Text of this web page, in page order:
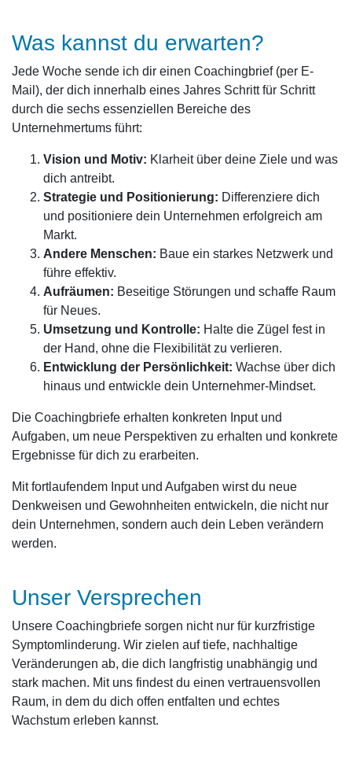
Was kannst du erwarten?
Jede Woche sende ich dir einen Coachingbrief (per E-
Mail), der dich innerhalb eines Jahres Schritt für Schritt
durch die sechs essenziellen Bereiche des
Unternehmertums führt:
Vision und Motiv: Klarheit über deine Ziele und was
dich antreibt.
Strategie und Positionierung: Differenziere dich
und positioniere dein Unternehmen erfolgreich am
Markt.
Andere Menschen: Baue ein starkes Netzwerk und
führe effektiv.
Aufräumen: Beseitige Störungen und schaffe Raum
für Neues.
Umsetzung und Kontrolle: Halte die Zügel fest in
der Hand, ohne die Flexibilität zu verlieren.
Entwicklung der Persönlichkeit: Wachse über dich
hinaus und entwickle dein Unternehmer-Mindset.
Die Coachingbriefe erhalten konkreten Input und
Aufgaben, um neue Perspektiven zu erhalten und konkrete
Ergebnisse für dich zu erarbeiten.
Mit fortlaufendem Input und Aufgaben wirst du neue
Denkweisen und Gewohnheiten entwickeln, die nicht nur
dein Unternehmen, sondern auch dein Leben verändern
werden.
Unser Versprechen
Unsere Coachingbriefe sorgen nicht nur für kurzfristige
Symptomlinderung. Wir zielen auf tiefe, nachhaltige
Veränderungen ab, die dich langfristig unabhängig und
stark machen. Mit uns findest du einen vertrauensvollen
Raum, in dem du dich offen entfalten und echtes
Wachstum erleben kannst.